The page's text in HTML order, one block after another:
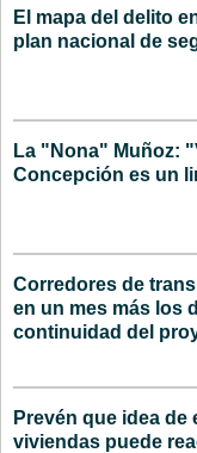
El mapa del delito
plan nacional de
La "Nona" Muñoz:
Concepción es un
Corredores de
en un mes más los
continuidad del
Prevén que idea de
viviendas puede